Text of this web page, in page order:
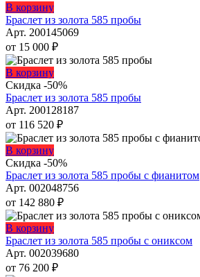
В корзинуЭтот
товар
имеет
несколько
вариаций.
Опции
можно
выбрать
на
странице
товара.
Браслет из золота 585 пробы
Арт. 200145069
от 15 000 ₽
В корзинуЭтот
товар
имеет
несколько
вариаций.
Опции
можно
выбрать
на
странице
товара.
Скидка -50%
Браслет из золота 585 пробы
Арт. 200128187
от 116 520 ₽
В корзинуЭтот
товар
имеет
несколько
вариаций.
Опции
можно
выбрать
на
странице
Скидка -50%
Браслет из золота 585 пробы с фианитом
Арт. 002048756
от 142 880 ₽
В корзинуЭтот
товар
имеет
несколько
Браслет из золота 585 пробы с ониксом
Арт. 002039680
от 76 200 ₽